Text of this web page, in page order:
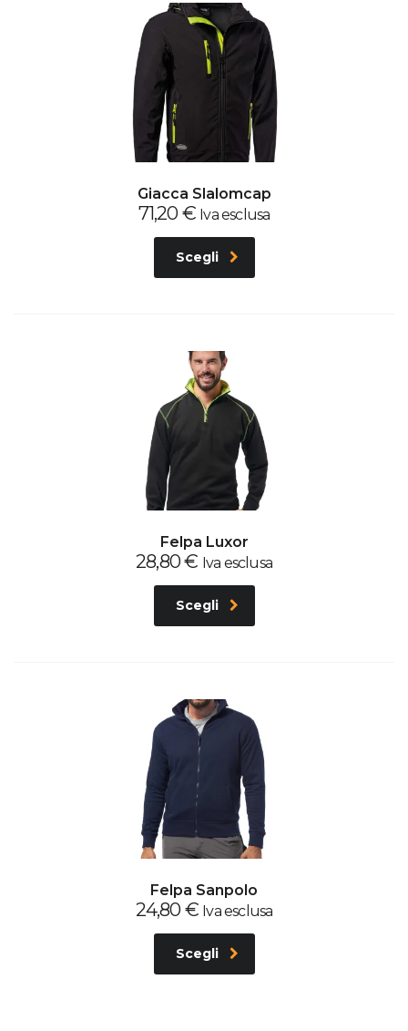
Giacca Slalomcap
71,20 € Iva esclusa
Scegli
Felpa Luxor
28,80€ Iva esclusa
Scegli
Felpa Sanpolo
24,80 € Iva esclusa
Scegli